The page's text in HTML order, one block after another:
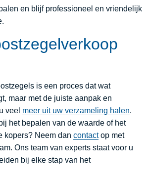
en blijf professioneel en vriendelijk
is een proces dat wat
maar met de juiste aanpak en
veel meer uit uw verzameling halen.
het bepalen van de waarde of het
kopers? Neem dan contactop met
Ons team van experts staat voor u
bij elke stap van het